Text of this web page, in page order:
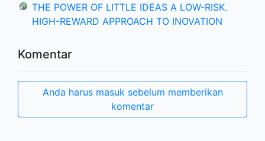
THE POWER OF LITTLE IDEAS A LOW-RISK.
HIGH-REWARD APPROACH TO INOVATION
Komentar
Anda harus masuk sebelum memberikan
komentar